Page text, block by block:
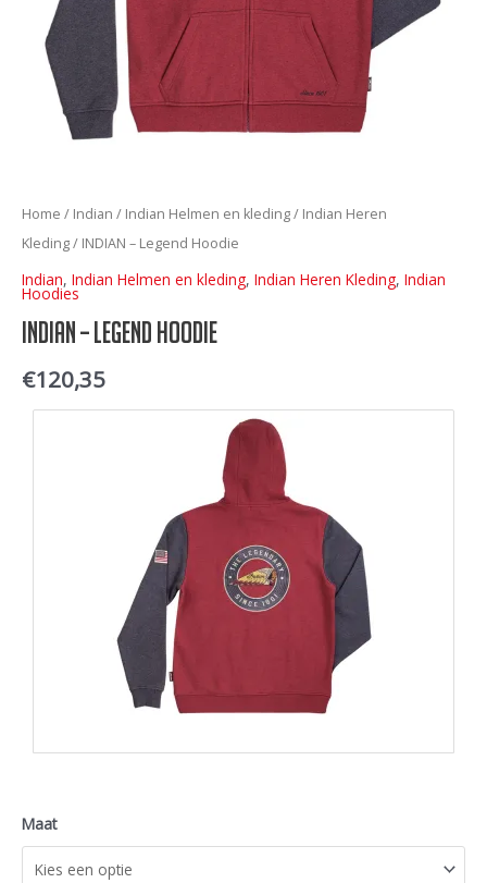
Home / Indian / Indian Helmen en kleding/ Indian Heren
Kleding/ INDIAN – Legend Hoodie
Indian, Indian Helmen en kleding, Indian Heren Kleding, Indian
Hoodies
INDIAN – Legend Hoodie
€120,35
Maat